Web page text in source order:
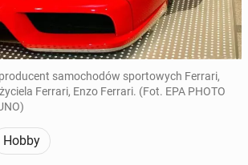
samochodów sportowych Ferrari,
Ferrari, Enzo Ferrari. (Fot. EPA PHOTO
Hobby